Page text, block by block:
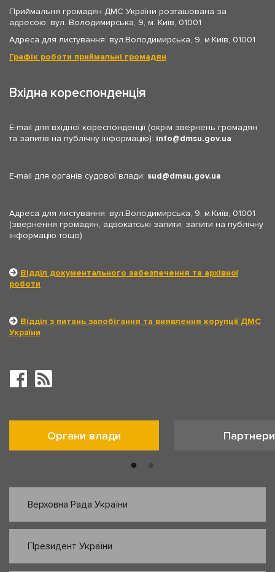
Приймальня громадян ДМС України розташована за
адресою: вул. Володимирська, 9, м. Київ, 01001
Адреса для листування: вул.Володимирська, 9, м.Київ, 01001
Графік роботи приймальні громадян
Вхідна кореспонденція
E-mail для вхідної кореспонденції (окрім звернень громадян
та запитів на публічну інформацію): info dmsu.gov.ua
E-mail для органів судової влади: sud dmsu.gov.ua
Адреса для листування: вул.Володимирська, 9, м.Київ, 01001
(звернення громадян, адвокатські запити, запити на публічну
інформацію тощо)
Відділ документального забезпечення та архівної
роботи
Відділ з питань запобігання та виявлення корупції ДМС
України
Органи влади Партнери
Верховна Рада України
Президент України